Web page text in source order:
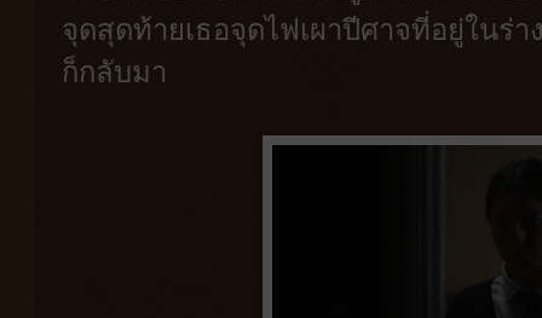
จุดสุดท้ายเธอจุดไฟเผาปีศาจที่อยู่ในร่
ก็กลับมา